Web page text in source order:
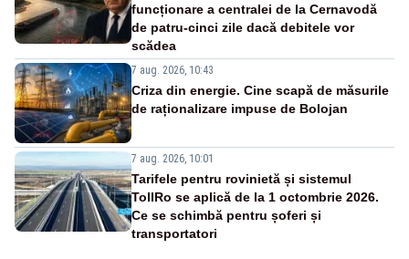
funcționare a centralei de la Cernavodă
de patru-cinci zile dacă debitele vor
scădea
7 aug. 2026, 10:43
Criza din energie. Cine scapă de măsurile
de raționalizare impuse de Bolojan
7 aug. 2026, 10:01
Tarifele pentru rovinietă și sistemul
TollRo se aplică de la 1 octombrie 2026.
Ce se schimbă pentru șoferi și
transportatori